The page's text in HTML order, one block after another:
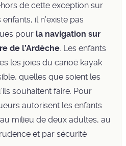
de cette exception sur
il n’existe pas
pour la navigation sur
de l’Ardèche. Les enfants
les joies du canoë kayak
quelles que soient les
souhaitent faire. Pour
autorisent les enfants
milieu de deux adultes, au
et par sécurité